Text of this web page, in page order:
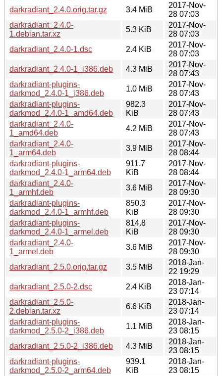
darkradiant_2.4.0.orig.tar.gz
3.4 MiB
2017-Nov-
28 07:03
darkradiant_2.4.0-
1.debian.tar.xz
5.3 KiB
2017-Nov-
28 07:03
darkradiant_2.4.0-1.dsc
2.4 KiB
2017-Nov-
28 07:03
darkradiant_2.4.0-1_i386.deb
4.3 MiB
2017-Nov-
28 07:43
darkradiant-plugins-
darkmod_2.4.0-1_i386.deb
1.0 MiB
2017-Nov-
28 07:43
darkradiant-plugins-
darkmod_2.4.0-1_amd64.deb
982.3
KiB
2017-Nov-
28 07:43
darkradiant_2.4.0-
1_amd64.deb
4.2 MiB
2017-Nov-
28 07:43
darkradiant_2.4.0-
1_arm64.deb
3.9 MiB
2017-Nov-
28 08:44
darkradiant-plugins-
darkmod_2.4.0-1_arm64.deb
911.7
KiB
2017-Nov-
28 08:44
darkradiant_2.4.0-
1_armhf.deb
3.6 MiB
2017-Nov-
28 09:30
darkradiant-plugins-
darkmod_2.4.0-1_armhf.deb
850.3
KiB
2017-Nov-
28 09:30
darkradiant-plugins-
darkmod_2.4.0-1_armel.deb
814.8
KiB
2017-Nov-
28 09:30
darkradiant_2.4.0-
1_armel.deb
3.6 MiB
2017-Nov-
28 09:30
darkradiant_2.5.0.orig.tar.gz
3.5 MiB
2018-Jan-
22 19:29
darkradiant_2.5.0-2.dsc
2.4 KiB
2018-Jan-
23 07:14
darkradiant_2.5.0-
2.debian.tar.xz
6.6 KiB
2018-Jan-
23 07:14
darkradiant-plugins-
darkmod_2.5.0-2_i386.deb
1.1 MiB
2018-Jan-
23 08:15
darkradiant_2.5.0-2_i386.deb
4.3 MiB
2018-Jan-
23 08:15
darkradiant-plugins-
darkmod_2.5.0-2_arm64.deb
939.1
KiB
2018-Jan-
23 08:15